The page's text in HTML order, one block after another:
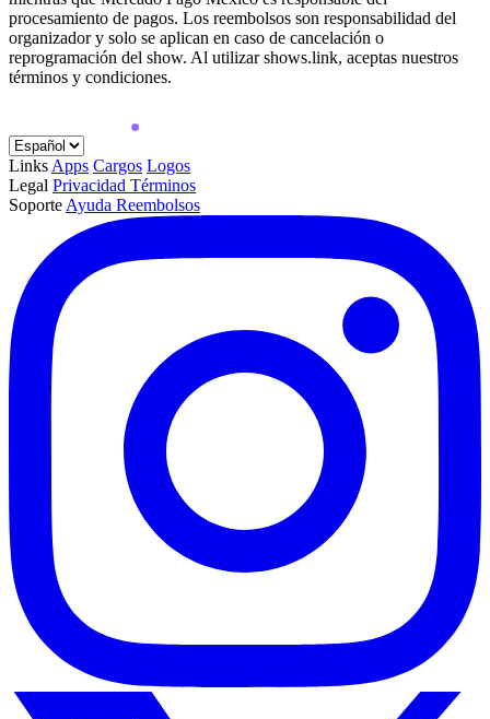
procesamiento de pagos. Los reembolsos son responsabilidad del
organizador y solo se aplican en caso de cancelación o
reprogramación del show. Al utilizar shows.link, aceptas nuestros
términos y condiciones.
Links Apps Cargos Logos
Legal Privacidad Términos
Soporte Ayuda Reembolsos